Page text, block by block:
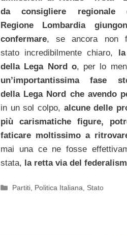
da consigliere regionale
Regione Lombardia
confermare, se ancora non
stato incredibilmente chiaro,
della Lega Nord o, per lo
un’importantissima fase
della Lega Nord che avendo
in un sol colpo, alcune delle
più carismatiche figure,
faticare moltissimo a
mai una ce ne fosse
stata, la retta via del
Categorie
Partiti, Politica Italiana, Stato